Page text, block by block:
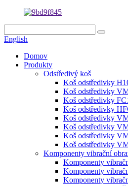
English
Domov
Produkty
Odstředivý koš
Koš odstředivky
Koš odstředivky
Koš odstředivky
Koš odstředivky
Koš odstředivky
Koš odstředivky
Koš odstředivky
Koš odstředivky
Komponenty vibrační
Komponenty
Komponenty
Komponenty